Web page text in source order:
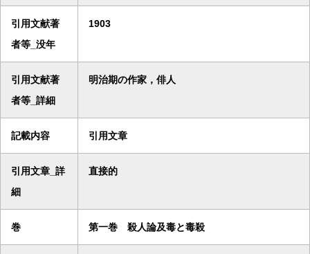
引用文献著
者等_没年
1903
引用文献著
者等_詳細
明治期の作家，俳人
記載内容 引用文章
引用文章_詳
細
直接的
巻 第一巻 殺人論及毒と毒殺